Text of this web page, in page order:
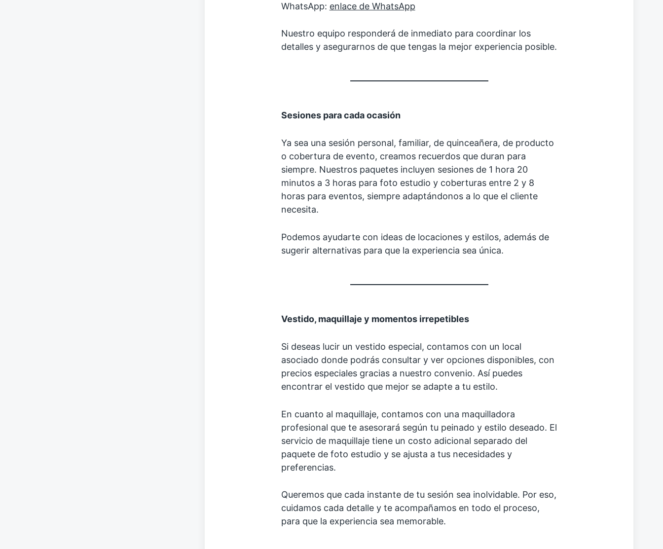
WhatsApp: enlace de WhatsApp
Nuestro equipo responderá de inmediato para coordinar los
detalles y asegurarnos de que tengas la mejor experiencia posible.
Sesiones para cada ocasión
Ya sea una sesión personal, familiar, de quinceañera, de producto
o cobertura de evento, creamos recuerdos que duran para
siempre. Nuestros paquetes incluyen sesiones de 1 hora 20
minutos a 3 horas para foto estudio y coberturas entre 2 y 8
horas para eventos, siempre adaptándonos a lo que el cliente
necesita.
Podemos ayudarte con ideas de locaciones y estilos, además de
sugerir alternativas para que la experiencia sea única.
Vestido, maquillaje y momentos irrepetibles
Si deseas lucir un vestido especial, contamos con un local
asociado donde podrás consultar y ver opciones disponibles, con
precios especiales gracias a nuestro convenio. Así puedes
encontrar el vestido que mejor se adapte a tu estilo.
En cuanto al maquillaje, contamos con una maquilladora
profesional que te asesorará según tu peinado y estilo deseado. El
servicio de maquillaje tiene un costo adicional separado del
paquete de foto estudio y se ajusta a tus necesidades y
preferencias.
Queremos que cada instante de tu sesión sea inolvidable. Por eso,
cuidamos cada detalle y te acompañamos en todo el proceso,
para que la experiencia sea memorable.